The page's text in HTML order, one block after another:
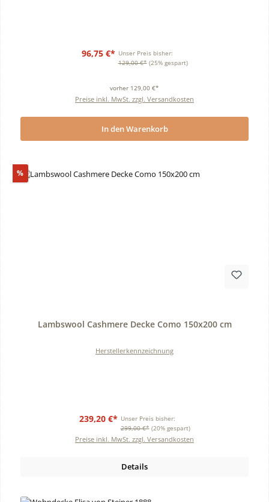
96,75 €* Unser Preis bisher:
129,00 €* (25% gespart)
vorher 129,00 €*
Preise inkl. MwSt. zzgl. Versandkosten
In den Warenkorb
%Rabatt
Lambswool Cashmere Decke Como 150x200 cm
Herstellerkennzeichnung
239,20 €* Unser Preis bisher:
299,00 €* (20% gespart)
Preise inkl. MwSt. zzgl. Versandkosten
Details